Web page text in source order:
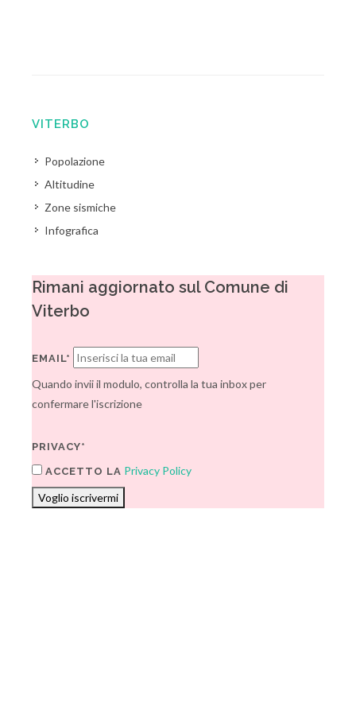
VITERBO
Popolazione
Altitudine
Zone sismiche
Infografica
Rimani aggiornato sul Comune di
Viterbo
EMAIL*
Quando invii il modulo, controlla la tua inbox per
confermare l'iscrizione
PRIVACY*
ACCETTO LA Privacy Policy
Voglio iscrivermi